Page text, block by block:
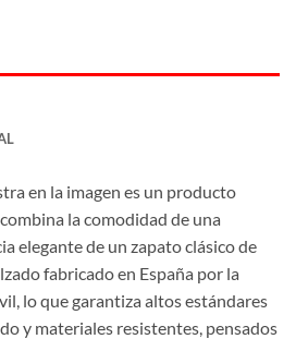
en la imagen es un producto
la comodidad de una
elegante de un zapato clásico de
fabricado en España por la
lo que garantiza altos estándares
y materiales resistentes, pensados